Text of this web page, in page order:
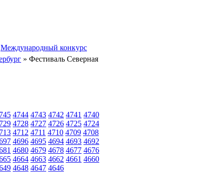
Международный конкурс
» Фестиваль Северная
4744 4743 4742 4741 4740
4728 4727 4726 4725 4724
4712 4711 4710 4709 4708
4696 4695 4694 4693 4692
4680 4679 4678 4677 4676
4664 4663 4662 4661 4660
4648 4647 4646